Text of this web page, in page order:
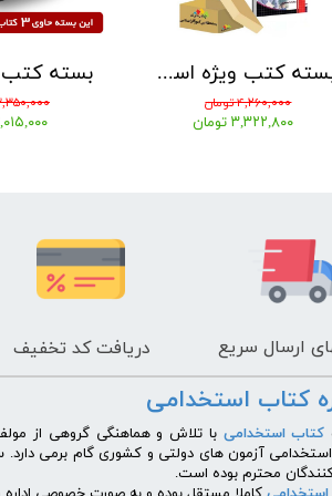
۳,۳۵۰,۰۰۰
۳,۰۱۵,۰۰۰
بسته کتب ویژه استخدامی آموزگار ابتدایی نشر چهارخونه بر اساس آخرین تغییرات 1405
۴,۲۶۰,۰۰۰ تومان
۳,۳۲۲,۸۰۰ تومان
ارسال سریع دریافت کد تخفیف
کتاب استخدامی
کتاب استخدامی با تلاش و هماهنگی گروهی از
آزمون های دولتی و کشوری گام برمی
محترم بوده است.